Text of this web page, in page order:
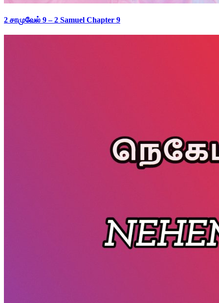
2 சாமுவேல் 9 – 2 Samuel Chapter 9